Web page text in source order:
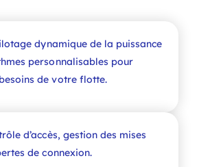
dynamique de la puissance
personnalisables pour
de votre flotte.
d’accès, gestion des mises
de connexion.